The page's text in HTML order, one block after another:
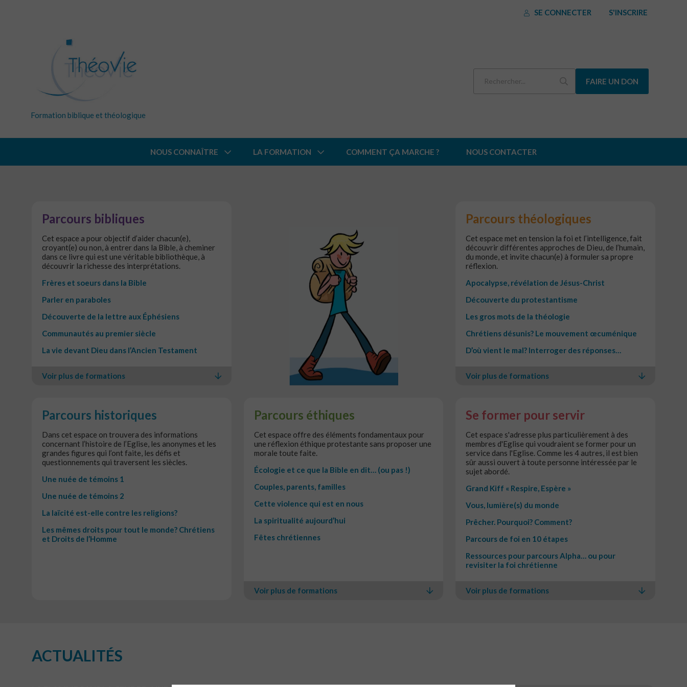
SE CONNECTER S'INSCRIRE
Formation biblique et théologique
FAIRE UN DON
NOUS CONNAÎTRE LA FORMATION COMMENT ÇA MARCHE ? NOUS CONTACTER
Parcours bibliques
Cet espace a pour objectif d’aider chacun(e),
croyant(e) ou non, à entrer dans la Bible, à cheminer
dans ce livre qui est une véritable bibliothèque, à
découvrir la richesse des interprétations.
Frères et soeurs dans la Bible
Parler en paraboles
Découverte de la lettre aux Éphésiens
Communautés au premier siècle
La vie devant Dieu dans l’Ancien Testament
Voir plus de formations
Parcours théologiques
Cet espace met en tension la foi et l’intelligence, fait
découvrir différentes approches de Dieu, de l’humain,
du monde, et invite chacun(e) à formuler sa propre
réflexion.
Apocalypse, révélation de Jésus-Christ
Découverte du protestantisme
Les gros mots de la théologie
Chrétiens désunis? Le mouvement œcuménique
D’où vient le mal? Interroger des réponses…
Voir plus de formations
Parcours historiques
Dans cet espace on trouvera des informations
concernant l’histoire de l’Eglise, les anonymes et les
grandes figures qui l’ont faite, les défis et
questionnements qui traversent les siècles.
Une nuée de témoins 1
Une nuée de témoins 2
La laïcité est-elle contre les religions?
Les mêmes droits pour tout le monde? Chrétiens
et Droits de l’Homme
Parcours éthiques
Cet espace offre des éléments fondamentaux pour
une réflexion éthique protestante sans proposer une
morale toute faite.
Écologie et ce que la Bible en dit… (ou pas !)
Couples, parents, familles
Cette violence qui est en nous
La spiritualité aujourd’hui
Fêtes chrétiennes
Voir plus de formations
Se former pour servir
Cet espace s'adresse plus particulièrement à des
membres d'Eglise qui voudraient se former pour un
service dans l'Eglise. Comme les 4 autres, il est bien
sûr aussi ouvert à toute personne intéressée par le
sujet abordé.
Grand Kiff « Respire, Espère »
Vous, lumière(s) du monde
Prêcher. Pourquoi? Comment?
Parcours de foi en 10 étapes
Ressources pour parcours Alpha… ou pour
revisiter la foi chrétienne
Voir plus de formations
ACTUALITÉS